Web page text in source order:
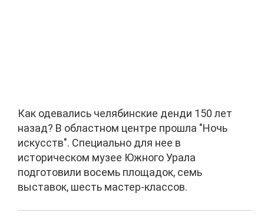
Как одевались челябинские денди 150 лет
назад? В областном центре прошла "Ночь
искусств". Специально для нее в
историческом музее Южного Урала
подготовили восемь площадок, семь
выставок, шесть мастер-классов.